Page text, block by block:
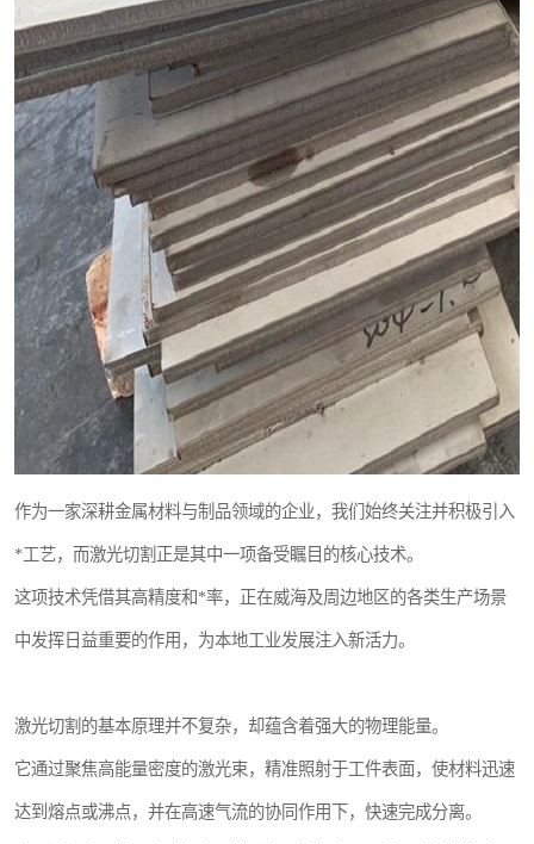
作为一家深耕金属材料与制品领域的企业，我们始终关注并积极引入
*工艺，而激光切割正是其中一项备受瞩目的核心技术。
这项技术凭借其高精度和*率，正在威海及周边地区的各类生产场景
中发挥日益重要的作用，为本地工业发展注入新活力。
激光切割的基本原理并不复杂，却蕴含着强大的物理能量。
它通过聚焦高能量密度的激光束，精准照射于工件表面，使材料迅速
达到熔点或沸点，并在高速气流的协同作用下，快速完成分离。